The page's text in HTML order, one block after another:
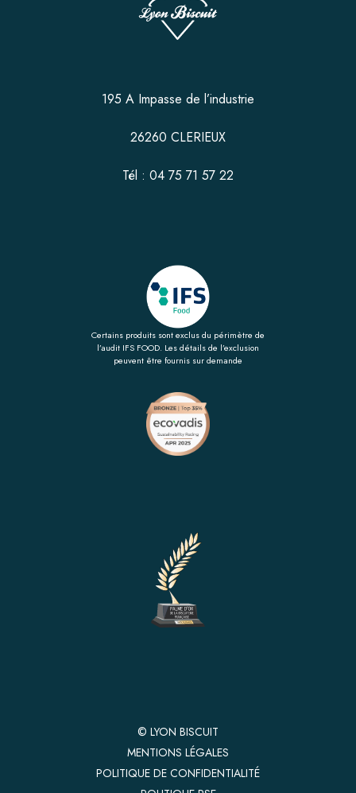
195 A Impasse de l’industrie
26260 CLERIEUX
Tél : 04 75 71 57 22
Certains produits sont exclus du périmètre de
l’audit IFS FOOD. Les détails de l’exclusion
peuvent être fournis sur demande
© LYON BISCUIT
MENTIONS LÉGALES
POLITIQUE DE CONFIDENTIALITÉ